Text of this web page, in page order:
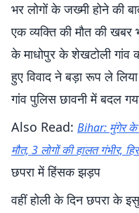
भर लोगों के जख्मी होने की
एक व्यक्ति की मौत की खबर
के माधोपुर के शेखटोली गांव
हुए विवाद ने बड़ा रूप ले
गांव पुलिस छावनी में बदल
Also Read: Bihar: मुंगेर के
मौत, 3 लोगों की हालत गंभीर,
छपरा में हिंसक झड़प
वहीं होली के दिन छपरा के